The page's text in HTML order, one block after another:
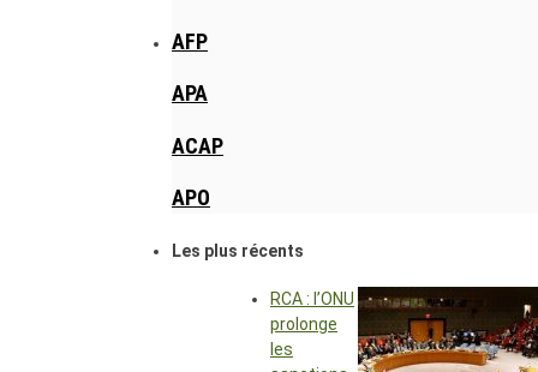
AFP
APA
ACAP
APO
Les plus récents
RCA : l’ONU
prolonge
les